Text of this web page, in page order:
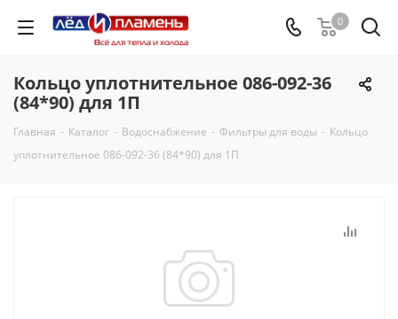
0
Кольцо уплотнительное 086-092-36
(84*90) для 1П
Главная - Каталог - Водоснабжение - Фильтры для воды - Кольцо
уплотнительное 086-092-36 (84*90) для 1П